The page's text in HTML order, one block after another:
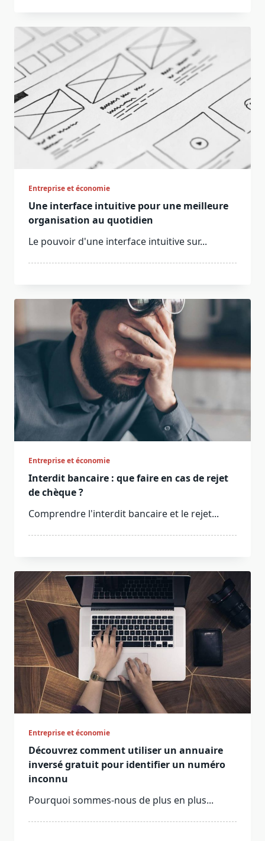
Entreprise et économie
Une interface intuitive pour une meilleure
organisation au quotidien
Le pouvoir d'une interface intuitive sur...
Entreprise et économie
Interdit bancaire : que faire en cas de rejet
de chèque ?
Comprendre l'interdit bancaire et le rejet...
Entreprise et économie
Découvrez comment utiliser un annuaire
inversé gratuit pour identifier un numéro
inconnu
Pourquoi sommes-nous de plus en plus...